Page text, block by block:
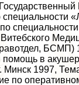
БСМП)
в
1997,
по